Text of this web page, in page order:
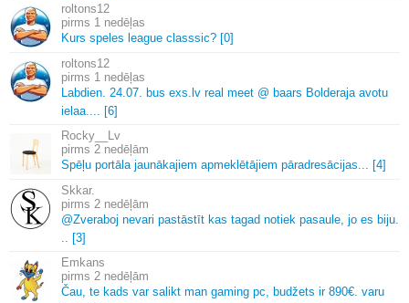
roltons12
1 nedēļas
Kurs speles league classsic? [0]
roltons12
1 nedēļas
Labdien. 24. 07. bus exs. lv real meet @ baars Bolderaja avotu
ielaa.
[6]
Rocky__Lv
2 nedēļām
Spēļu portāla jaunākajiem apmeklētājiem pāradresācijas.
[4]
Skkar.
2 nedēļām
@Zveraboj nevari pastāstīt kas tagad notiek pasaule, jo es biju.
[3]
Emkans
2 nedēļām
Čau, te kads var salikt man gaming pc, budžets ir 890€. varu